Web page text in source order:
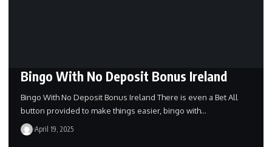
Bingo With No Deposit Bonus Ireland
Bingo With No Deposit Bonus Ireland There is even a Bet All
button provided to make things easier, bingo with…
April 19, 2025